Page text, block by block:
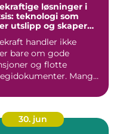
løsninger i
teknologi som
utslipp og skaper
handler ikke
bare om gode
og flotte
Mange
30. jun